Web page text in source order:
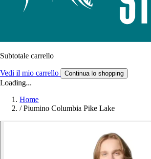
Subtotale carrello
Vedi il mio carrello Continua lo shopping
Loading...
Home
/ Piumino Columbia Pike Lake